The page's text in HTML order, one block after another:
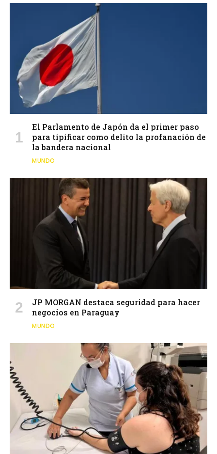
El Parlamento de Japón da el primer paso
para tipificar como delito la profanación de
la bandera nacional
MUNDO
JP MORGAN destaca seguridad para hacer
negocios en Paraguay
MUNDO